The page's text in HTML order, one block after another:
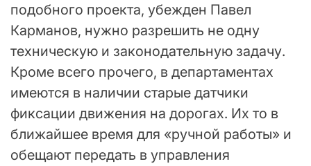
подобного проекта, убежден Павел
Карманов, нужно разрешить не одну
техническую и законодательную задачу.
Кроме всего прочего, в департаментах
имеются в наличии старые датчики
фиксации движения на дорогах. Их то в
ближайшее время для «ручной работы» и
обещают передать в управления